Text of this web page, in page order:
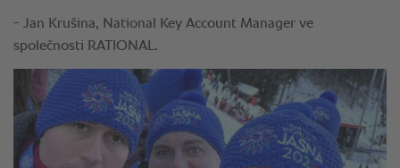
- Jan Krušina, National Key Account Manager ve
společnosti RATIONAL.